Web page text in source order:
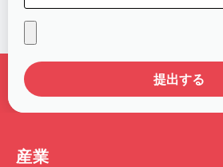
提出する
産業